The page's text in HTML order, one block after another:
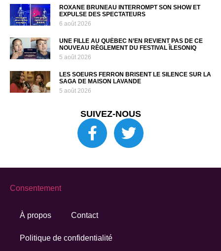
ROXANE BRUNEAU INTERROMPT SON SHOW ET
EXPULSE DES SPECTATEURS
6 août 2026
UNE FILLE AU QUÉBEC N’EN REVIENT PAS DE CE
NOUVEAU RÈGLEMENT DU FESTIVAL ÎLESONIQ
5 août 2026
LES SOEURS FERRON BRISENT LE SILENCE SUR LA
SAGA DE MAISON LAVANDE
5 août 2026
SUIVEZ-NOUS
À propos Contact
Politique de confidentialité
Consentement